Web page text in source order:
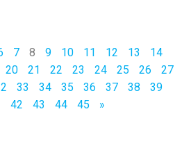
7 8 9 10 11 12 13
14
20 21 22 23 24 25 26
27
33 34 35 36 37 38
39
42 43 44 45 »